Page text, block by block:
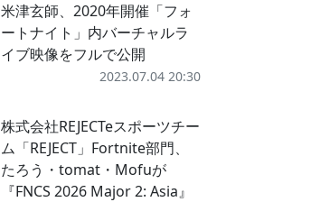
米津玄師、2020年開催「フォ
ートナイト」内バーチャルラ
イブ映像をフルで公開
2023.07.04 20:30
株式会社REJECTeスポーツチー
ム「REJECT」Fortnite部門、
たろう・tomat・Mofuが
『FNCS 2026 Major 2: Asia』